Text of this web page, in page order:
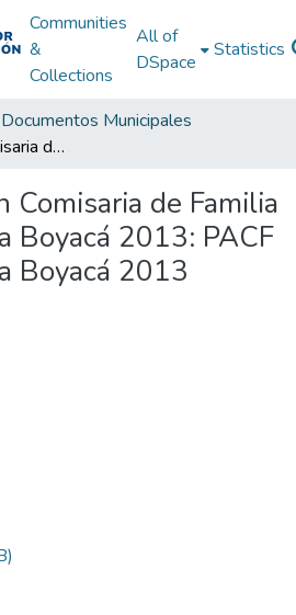
Communities
&
Collections
All of
DSpace
Statistics
Documentos Municipales
Plan de Acción Comisaria de Familia Ventaquemada Boyacá 2013: PACF Ventaquemada Boyacá 2013
Comisaria de Familia
Boyacá 2013: PACF
Boyacá 2013